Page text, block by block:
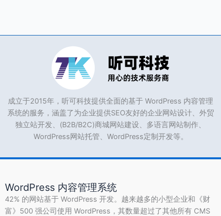
成立于2015年，听可科技提供全面的基于 WordPress 内容管理
系统的服务，涵盖了为企业提供SEO友好的企业网站设计、外贸
独立站开发、(B2B/B2C)商城网站建设、多语言网站制作、
WordPress网站托管、WordPress定制开发等。
WordPress 内容管理系统
42% 的网站基于 WordPress 开发。越来越多的小型企业和《财
富》500 强公司使用 WordPress，其数量超过了其他所有 CMS